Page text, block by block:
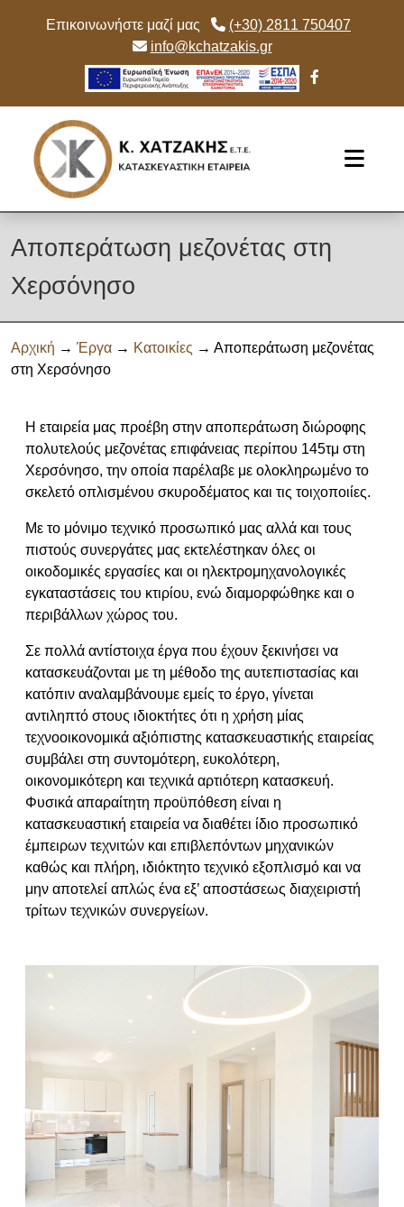
Επικοινωνήστε μαζί μας
(+30) 2811 750407
info@kchatzakis.gr
Αποπεράτωση μεζονέτας στη
Χερσόνησο
Αρχική → Έργα → Κατοικίες → Αποπεράτωση μεζονέτας
στη Χερσόνησο
Η εταιρεία μας προέβη στην αποπεράτωση διώροφης
πολυτελούς μεζονέτας επιφάνειας περίπου 145τμ στη
Χερσόνησο, την οποία παρέλαβε με ολοκληρωμένο το
σκελετό οπλισμένου σκυροδέματος και τις τοιχοποιίες.
Με το μόνιμο τεχνικό προσωπικό μας αλλά και τους
πιστούς συνεργάτες μας εκτελέστηκαν όλες οι
οικοδομικές εργασίες και οι ηλεκτρομηχανολογικές
εγκαταστάσεις του κτιρίου, ενώ διαμορφώθηκε και ο
περιβάλλων χώρος του.
Σε πολλά αντίστοιχα έργα που έχουν ξεκινήσει να
κατασκευάζονται με τη μέθοδο της αυτεπιστασίας και
κατόπιν αναλαμβάνουμε εμείς το έργο, γίνεται
αντιληπτό στους ιδιοκτήτες ότι η χρήση μίας
τεχνοοικονομικά αξιόπιστης κατασκευαστικής εταιρείας
συμβάλει στη συντομότερη, ευκολότερη,
οικονομικότερη και τεχνικά αρτιότερη κατασκευή.
Φυσικά απαραίτητη προϋπόθεση είναι η
κατασκευαστική εταιρεία να διαθέτει ίδιο προσωπικό
έμπειρων τεχνιτών και επιβλεπόντων μηχανικών
καθώς και πλήρη, ιδιόκτητο τεχνικό εξοπλισμό και να
μην αποτελεί απλώς ένα εξ’ αποστάσεως διαχειριστή
τρίτων τεχνικών συνεργείων.